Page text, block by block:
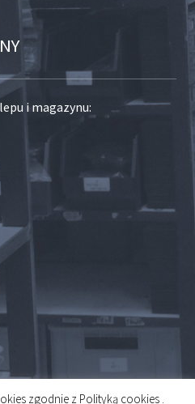
i magazynu:
zgodnie z Polityką cookies .